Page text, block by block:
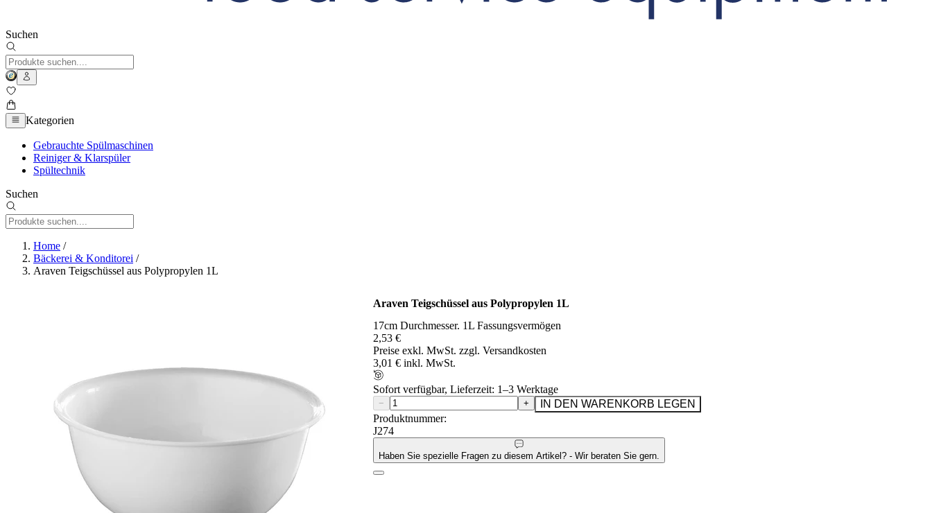
Suchen
Kategorien
Gebrauchte Spülmaschinen
Reiniger & Klarspüler
Spültechnik
Suchen
Home /
Bäckerei & Konditorei /
Araven Teigschüssel aus Polypropylen 1L
Araven Teigschüssel aus Polypropylen 1L
17cm Durchmesser. 1L Fassungsvermögen
2,53 €
Preise exkl. MwSt. zzgl. Versandkosten
3,01 € inkl. MwSt.
Sofort verfügbar, Lieferzeit: 1–3 Werktage
− +
IN DEN WARENKORB LEGEN
Produktnummer:
J274
Haben Sie spezielle Fragen zu diesem Artikel? - Wir beraten Sie gern.